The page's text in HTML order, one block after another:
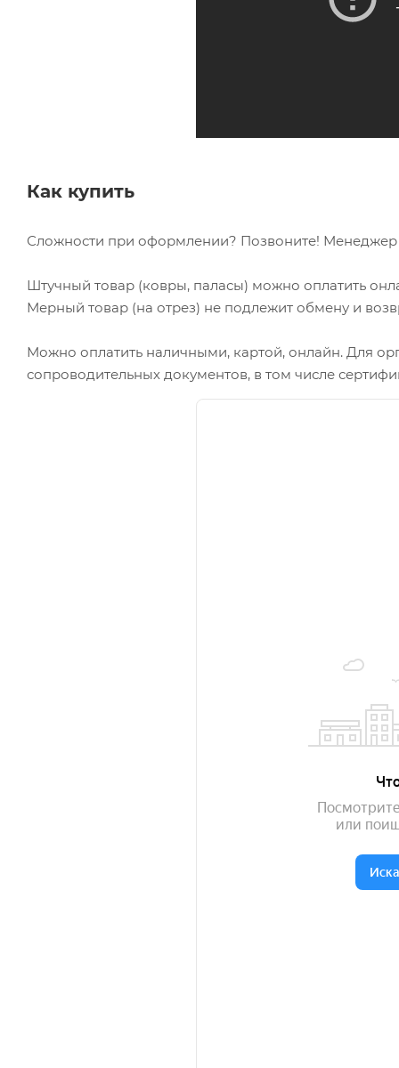
Как купить
Сложности при оформлении? Позвоните! Менеджер
Штучный товар (ковры, паласы) можно оплатить
Мерный товар (на отрез) не подлежит обмену и
Можно оплатить наличными, картой, онлайн. Для
сопроводительных документов, в том числе